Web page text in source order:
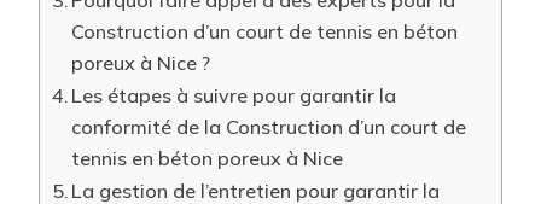
Construction d’un court de tennis en béton
poreux à Nice ?
Les étapes à suivre pour garantir la
conformité de la Construction d’un court de
tennis en béton poreux à Nice
La gestion de l’entretien pour garantir la